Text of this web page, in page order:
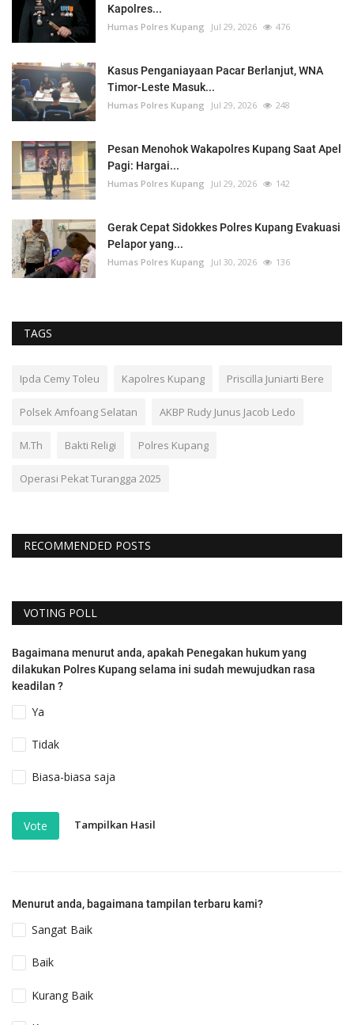
Kapolres...
Humas Polres Kupang Jul 29, 2026 476
Kasus Penganiayaan Pacar Berlanjut, WNA
Timor-Leste Masuk...
Humas Polres Kupang Jul 29, 2026 248
Pesan Menohok Wakapolres Kupang Saat Apel
Pagi: Hargai...
Humas Polres Kupang Jul 29, 2026 142
Gerak Cepat Sidokkes Polres Kupang Evakuasi
Pelapor yang...
Humas Polres Kupang Jul 30, 2026 136
TAGS
Ipda Cemy Toleu Kapolres Kupang Priscilla Juniarti Bere
Polsek Amfoang Selatan AKBP Rudy Junus Jacob Ledo
M.Th Bakti Religi Polres Kupang
Operasi Pekat Turangga 2025
RECOMMENDED POSTS
VOTING POLL
Bagaimana menurut anda, apakah Penegakan hukum yang
dilakukan Polres Kupang selama ini sudah mewujudkan rasa
keadilan ?
Ya
Tidak
Biasa-biasa saja
Vote Tampilkan Hasil
Menurut anda, bagaimana tampilan terbaru kami?
Sangat Baik
Baik
Kurang Baik